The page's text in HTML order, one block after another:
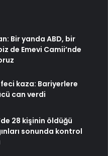
Bir yanda ABD, bir
de Emevi Camii’nde
kaza: Bariyerlere
can verdi
28 kişinin öldüğü
sonunda kontrol